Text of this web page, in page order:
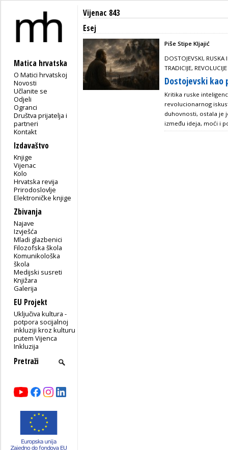
Matica hrvatska
O Matici hrvatskoj
Novosti
Učlanite se
Odjeli
Ogranci
Društva prijatelja i
partneri
Kontakt
Izdavaštvo
Knjige
Vijenac
Kolo
Hrvatska revija
Prirodoslovlje
Elektroničke knjige
Zbivanja
Najave
Izvješća
Mladi glazbenici
Filozofska škola
Komunikološka
škola
Medijski susreti
Knjižara
Galerija
EU Projekt
Uključiva kultura -
potpora socijalnoj
inkluziji kroz kulturu
putem Vijenca
Inkluzija
Vijenac 843
Esej
Piše Stipe Kljajić
DOSTOJEVSKI,
TRADICIJE,
Dostojevski kao
Kritika ruske
revolucionarnog
duhovnosti, ostala je
između ideja, moći i